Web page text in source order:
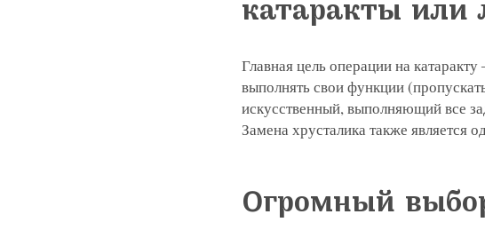
катаракты или
Главная цель операции на
выполнять свои функции
искусственный, выполняющий все
Замена хрусталика также является
Огромный